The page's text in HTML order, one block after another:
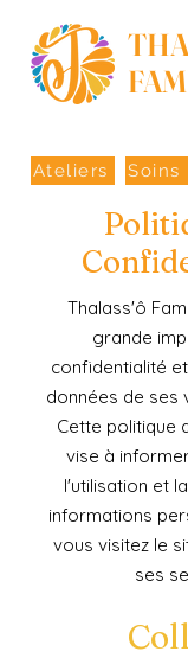
Ateliers Soins
Thalass'ô
grande
confidentialité
données de ses
Cette politique
vise à
l'utilisation et
informations
vous visitez le
ses